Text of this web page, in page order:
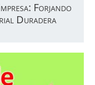
Forjando
Duradera